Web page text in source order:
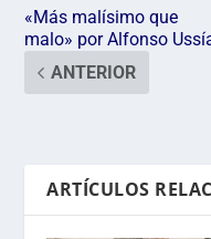
«Más malísimo que
malo» por Alfonso
ANTERIOR
ARTÍCULOS